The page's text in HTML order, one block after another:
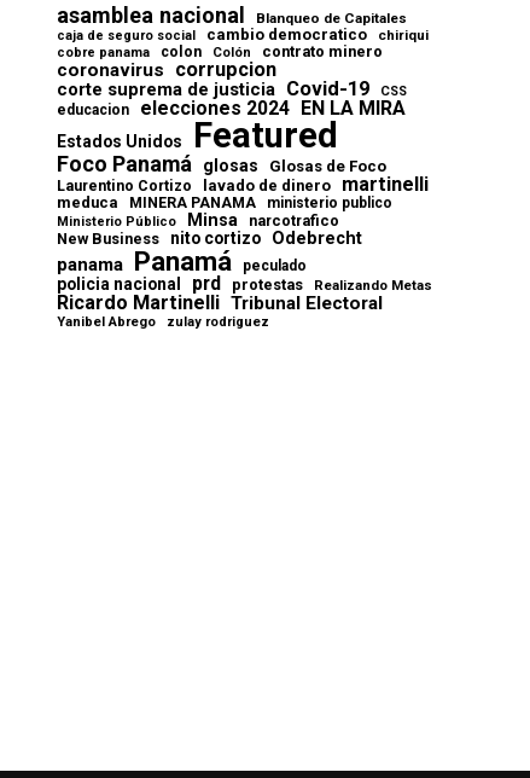
asamblea nacional Blanqueo de Capitales
caja de seguro social cambio democratico chiriqui
cobre panama colon Colón contrato minero
coronavirus corrupcion
corte suprema de justicia Covid-19 CSS
educacion elecciones 2024 EN LA MIRA
Estados Unidos Featured
Foco Panamá glosas Glosas de Foco
Laurentino Cortizo lavado de dinero martinelli
meduca MINERA PANAMA ministerio publico
Ministerio Público Minsa
narcotrafico
New Business
nito cortizo
Odebrecht
panama Panamá peculado
policia nacional prd protestas Realizando Metas
Ricardo Martinelli Tribunal Electoral
Yanibel Abrego zulay rodriguez